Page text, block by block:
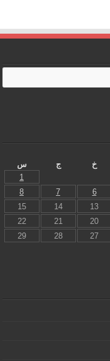
خ ج
س
1
6
7
8
13
14
15
20
21
22
27
28
29